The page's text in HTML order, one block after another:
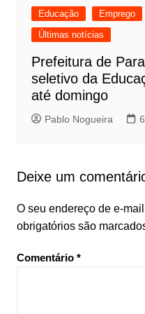
Educação Emprego
Últimas notícias
Prefeitura de
seletivo da
até domingo
Pablo Nogueira
Deixe um
O seu endereço de e-
obrigatórios são
Comentário *